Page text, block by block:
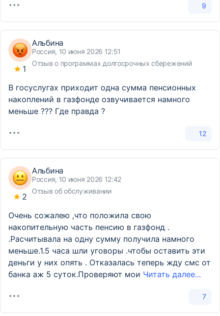
9
1
Альбина
Россия, 10 июня 2026 12:51
Отзыв о программах долгосрочных сбережений
В госуслугах приходит одна сумма пенсионных
накоплений в газфонде озвучивается намного
меньше ??? Где правда ?
12
2
Альбина
Россия, 10 июня 2026 12:42
Отзыв об обслуживании
Очень сожалею ,что положила свою
накопительную часть пенсию в газфонд .
.Расчитывала на одну сумму получила намного
меньше.1.5 часа шли уговоры .чтобы оставить эти
деньги у них опять . Отказалась теперь жду смс от
банка аж 5 суток.Проверяют мои Читать далее...
7